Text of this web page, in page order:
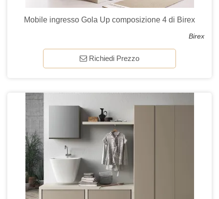
Mobile ingresso Gola Up composizione 4 di Birex
Birex
Richiedi Prezzo